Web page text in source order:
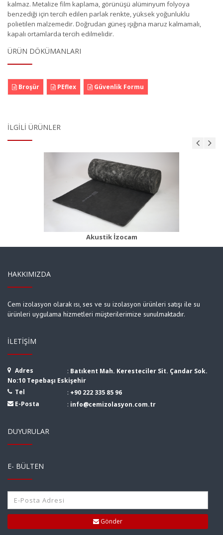
kalmaz. Metalize film kaplama, görünüşü alüminyum folyoya
benzediği için tercih edilen parlak renkte, yüksek yoğunluklu
polietilen malzemedir. Doğrudan güneş ışığına maruz kalmamalı,
kapalı ortamlarda tercih edilmelidir.
ÜRÜN DÖKÜMANLARI
Broşür PEflex Güvenlik Formu
İLGILI ÜRÜNLER
Akustik İzocam
Camyünü Klima Levhası
Ürün Detayı
HAKKIMIZDA
Cem izolasyon olarak ısı, ses ve su izolasyon ürünleri satışı ile su
ürünleri uygulama hizmetleri müşterilerimize sunulmaktadır.
İLETIŞIM
Adres : Batıkent Mah. Keresteciler Sit. Çandar Sok.
No:10 Tepebaşı Eskişehir
Tel
: +90 222 335 85 96
E-Posta
: info@cemizolasyon.com.tr
DUYURULAR
E- BÜLTEN
Gönder